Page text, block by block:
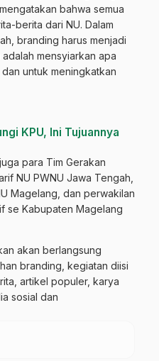
bahwa semua
berita dari NU. Dalam
branding harus menjadi
mensyiarkan apa
untuk meningkatkan
KPU, Ini Tujuannya
para Tim Gerakan
NU PWNU Jawa Tengah,
Magelang, dan perwakilan
se Kabupaten Magelang
akan berlangsung
branding, kegiatan diisi
artikel populer, karya
sosial dan